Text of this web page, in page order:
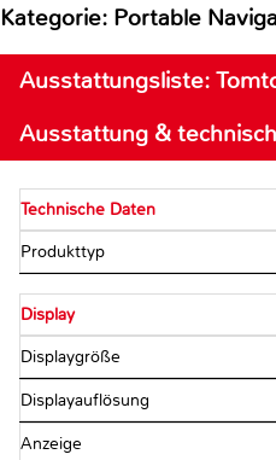
Kategorie: Portable
Ausstattung &
Technische Daten
Produkttyp
Display
Displaygröße
Displayauflösung
Anzeige